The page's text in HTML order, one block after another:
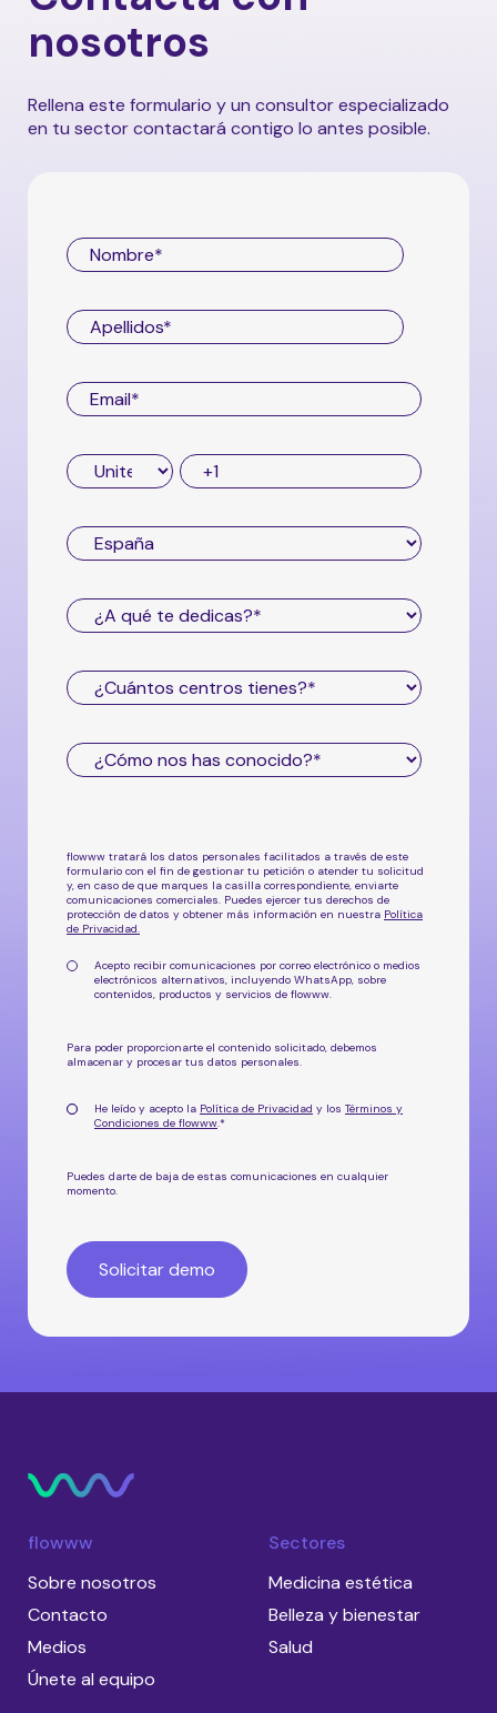
ofrecerá una mayor flexibilidad y
funcionalidad al conectar y sincronizar
diversas soluciones para optimizar tu
operaciones. Si quieres saber más, contacta
con nosotros.
nosotros
Rellena este formulario y un consultor especializado
en tu sector contactará contigo lo antes posible.
flowww tratará los datos personales facilitados a través de este
formulario con el fin de gestionar tu petición o atender tu solicitud
y, en caso de que marques la casilla correspondiente, enviarte
comunicaciones comerciales. Puedes ejercer tus derechos de
protección de datos y obtener más información en nuestra Política
de Privacidad.
Acepto recibir comunicaciones por correo electrónico o medios
electrónicos alternativos, incluyendo WhatsApp, sobre
contenidos, productos y servicios de flowww.
Para poder proporcionarte el contenido solicitado, debemos
almacenar y procesar tus datos personales.
He leído y acepto la Política de Privacidad y los Términos y
Condiciones de flowww.*
Puedes darte de baja de estas comunicaciones en cualquier
momento.
flowww
Sobre nosotros
Contacto
Medios
Únete al equipo
Sectores
Medicina estética
Belleza y bienestar
Salud